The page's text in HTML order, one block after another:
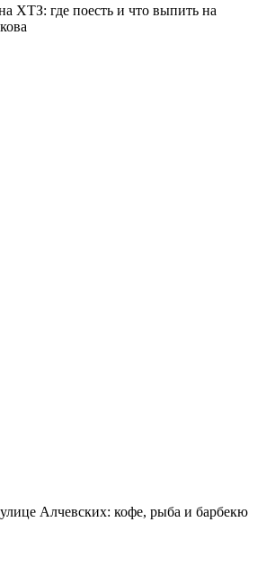
ХТЗ: где поесть и что выпить на
Алчевских: кофе, рыба и барбекю